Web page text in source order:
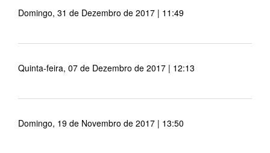
Domingo, 31 de Dezembro de 2017 | 11:49
Quinta-feira, 07 de Dezembro de 2017 | 12:13
Domingo, 19 de Novembro de 2017 | 13:50